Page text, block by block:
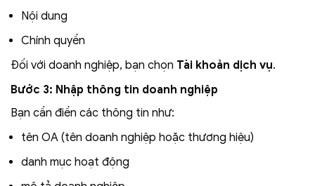
Nội dung
Chính quyền
Đối với doanh nghiệp, bạn chọn Tài khoản dịch vụ.
Bước 3: Nhập thông tin doanh nghiệp
Bạn cần điền các thông tin như:
tên OA (tên doanh nghiệp hoặc thương hiệu)
danh mục hoạt động